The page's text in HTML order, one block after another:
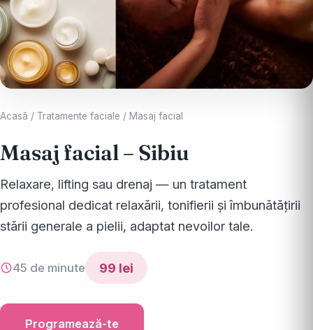
Acasă / Tratamente faciale / Masaj facial
Masaj facial – Sibiu
Relaxare, lifting sau drenaj — un tratament
profesional dedicat relaxării, tonifierii și îmbunătățirii
stării generale a pielii, adaptat nevoilor tale.
45 de minute 99 lei
Programează-te